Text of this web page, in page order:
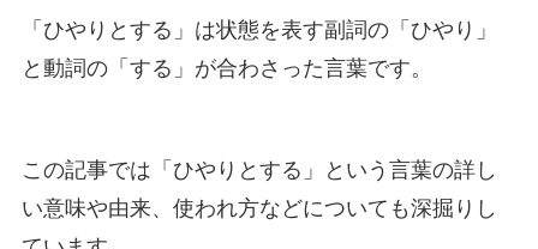
「ひやりとする」は状態を表す副詞の「ひやり」
と動詞の「する」が合わさった言葉です。
この記事では「ひやりとする」という言葉の詳し
い意味や由来、使われ方などについても深掘りし